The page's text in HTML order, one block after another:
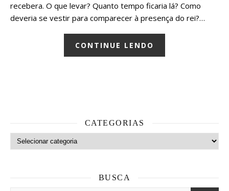
recebera. O que levar? Quanto tempo ficaria lá? Como
deveria se vestir para comparecer à presença do rei?…
CONTINUE LENDO
CATEGORIAS
Categorias
BUSCA